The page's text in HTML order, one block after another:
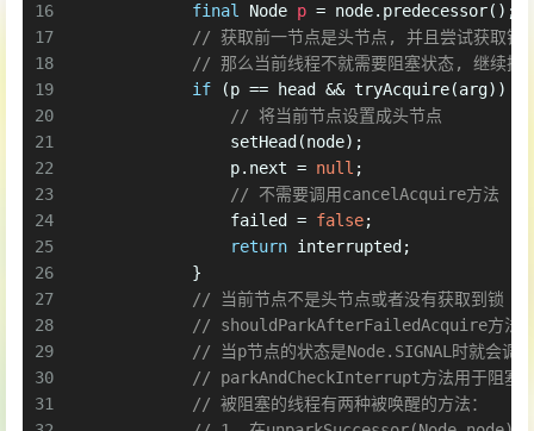
16
17
18
19
20
21
22
23
24
25
26
27
28
29
30
31
final
Node p = node.predecessor();
// 获取前一节点是头节点, 并且尝试获取锁
// 那么当前线程不就需要阻塞状态, 继续执
if (p == head && tryAcquire(arg)) {
// 将当前节点设置成头节点
                setHead(node);
                p.next =
null ;
// 不需要调用cancelAcquire方法
                failed =
false;
return interrupted;
            }
// 当前节点不是头节点或者没有获取到锁
// shouldParkAfterFailedAcquire方法用
// 当p节点的状态是Node.SIGNAL时就会
// parkAndCheckInterrupt方法用于阻塞线
// 被阻塞的线程有两种被唤醒的方法：